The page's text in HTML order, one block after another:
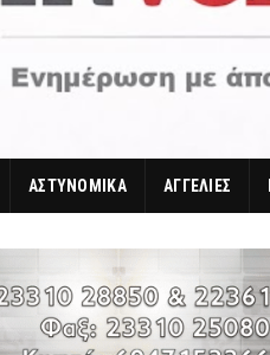
ΑΣΤΥΝΟΜΙΚΑ ΑΓΓΕΛΙΕΣ